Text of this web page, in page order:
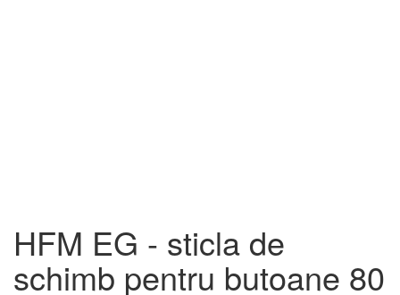
HFM EG - sticla de
schimb pentru butoane 80